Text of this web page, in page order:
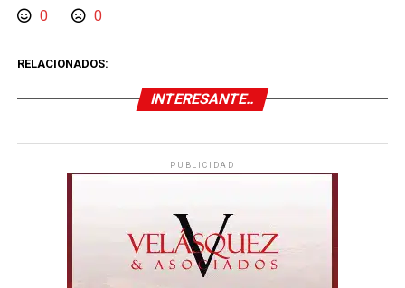
0 0
RELACIONADOS:
INTERESANTE..
PUBLICIDAD